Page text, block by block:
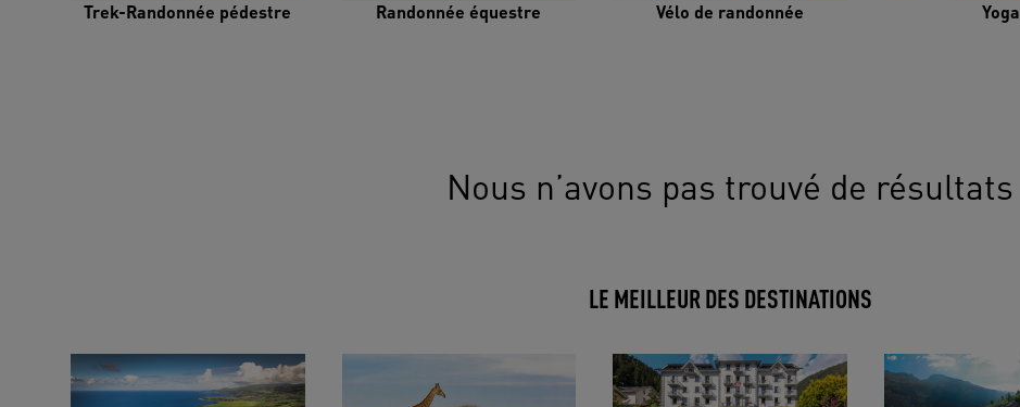
Trek-Randonnée pédestre Randonnée équestre Vélo de randonnée Yoga
Nous n’avons pas trouvé de résultats
LE MEILLEUR DES DESTINATIONS